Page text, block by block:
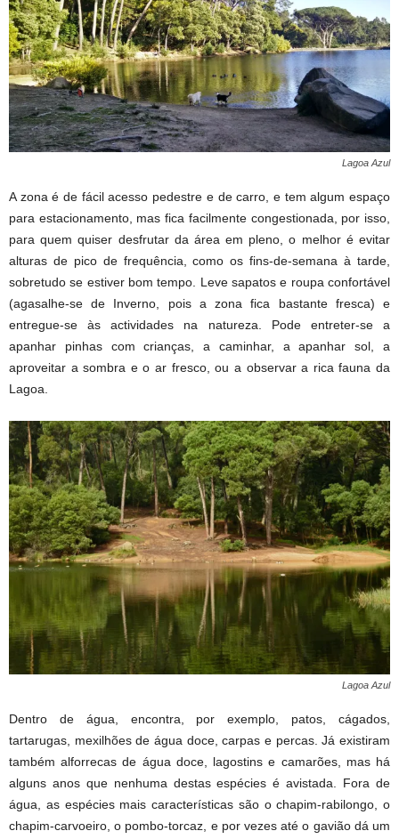
Lagoa Azul
A zona é de fácil acesso pedestre e de carro, e tem algum espaço
para estacionamento, mas fica facilmente congestionada, por isso,
para quem quiser desfrutar da área em pleno, o melhor é evitar
alturas de pico de frequência, como os fins-de-semana à tarde,
sobretudo se estiver bom tempo. Leve sapatos e roupa confortável
(agasalhe-se de Inverno, pois a zona fica bastante fresca) e
entregue-se às actividades na natureza. Pode entreter-se a
apanhar pinhas com crianças, a caminhar, a apanhar sol, a
aproveitar a sombra e o ar fresco, ou a observar a rica fauna da
Lagoa.
Lagoa Azul
Dentro de água, encontra, por exemplo, patos, cágados,
tartarugas, mexilhões de água doce, carpas e percas. Já existiram
também alforrecas de água doce, lagostins e camarões, mas há
alguns anos que nenhuma destas espécies é avistada. Fora de
água, as espécies mais características são o chapim-rabilongo, o
chapim-carvoeiro, o pombo-torcaz, e por vezes até o gavião dá um